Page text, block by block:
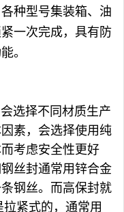
种型号集装箱、 油
一次完成，具有防
。
选择不同材质生产
因素，会选择使用纯
考虑安全性更好
丝封通常用锌合金
钢丝。而高保封就
紧式的，通常用